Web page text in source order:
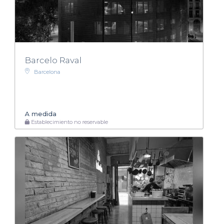
Barcelo Raval
Barcelona
A medida
Establecimiento no reservable